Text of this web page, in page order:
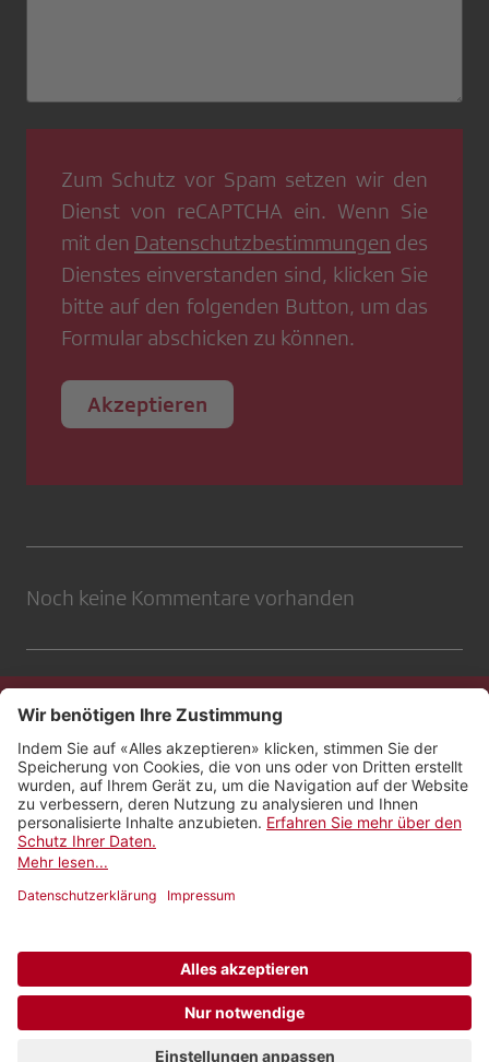
Zum Schutz vor Spam setzen wir den
Dienst von reCAPTCHA ein. Wenn Sie
mit den Datenschutzbestimmungen des
Dienstes einverstanden sind, klicken Sie
bitte auf den folgenden Button, um das
Formular abschicken zu können.
Akzeptieren
Noch keine Kommentare vorhanden
Kontakt
Impressum
Rechtliches
Netiquette
Newsletter abonnieren